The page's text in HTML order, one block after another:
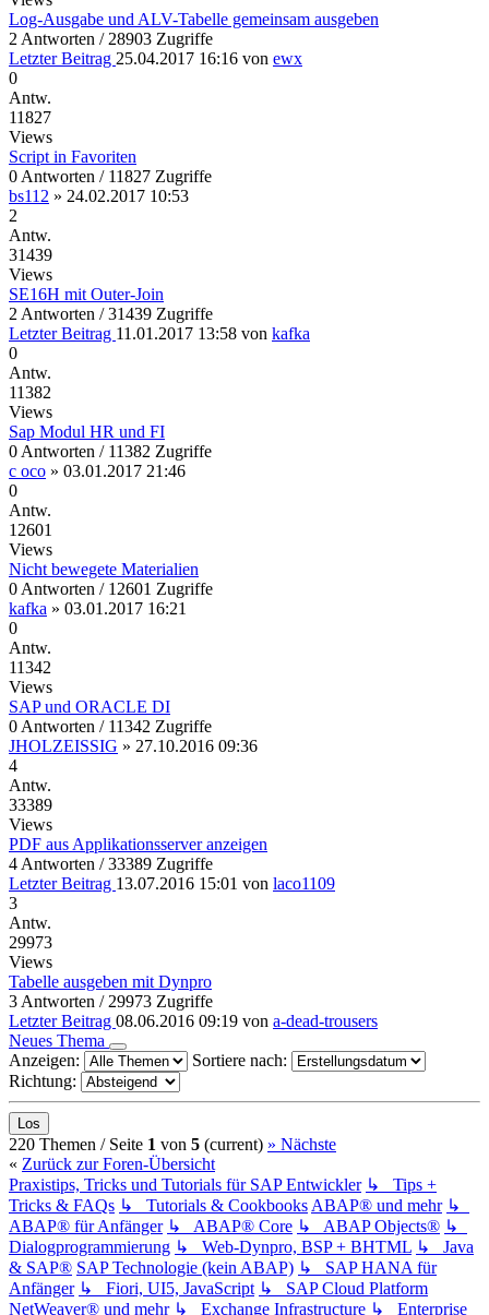
Log-Ausgabe und ALV-Tabelle gemeinsam ausgeben
2 Antworten / 28903 Zugriffe
Letzter Beitrag 25.04.2017 16:16 von ewx
0
Antw.
11827
Views
Script in Favoriten
0 Antworten / 11827 Zugriffe
bs112 » 24.02.2017 10:53
2
Antw.
31439
Views
SE16H mit Outer-Join
2 Antworten / 31439 Zugriffe
Letzter Beitrag 11.01.2017 13:58 von kafka
0
Antw.
11382
Views
Sap Modul HR und FI
0 Antworten / 11382 Zugriffe
c oco » 03.01.2017 21:46
0
Antw.
12601
Views
Nicht bewegete Materialien
0 Antworten / 12601 Zugriffe
kafka » 03.01.2017 16:21
0
Antw.
11342
Views
SAP und ORACLE DI
0 Antworten / 11342 Zugriffe
JHOLZEISSIG » 27.10.2016 09:36
4
Antw.
33389
Views
PDF aus Applikationsserver anzeigen
4 Antworten / 33389 Zugriffe
Letzter Beitrag 13.07.2016 15:01 von laco1109
3
Antw.
29973
Views
Tabelle ausgeben mit Dynpro
3 Antworten / 29973 Zugriffe
Letzter Beitrag 08.06.2016 09:19 von a-dead-trousers
Neues Thema
Anzeigen:
Sortiere nach:
Richtung:
220 Themen / Seite 1 von 5 (current) » Nächste
« Zurück zur Foren-Übersicht
Praxistips, Tricks und Tutorials für SAP Entwickler ↳ Tips +
Tricks & FAQs ↳ Tutorials & Cookbooks ABAP® und mehr ↳
ABAP® für Anfänger ↳ ABAP® Core ↳ ABAP Objects® ↳
Dialogprogrammierung ↳ Web-Dynpro, BSP + BHTML ↳ Java
& SAP® SAP Technologie (kein ABAP) ↳ SAP HANA für
Anfänger ↳ Fiori, UI5, JavaScript ↳ SAP Cloud Platform
NetWeaver® und mehr ↳ Exchange Infrastructure ↳ Enterprise